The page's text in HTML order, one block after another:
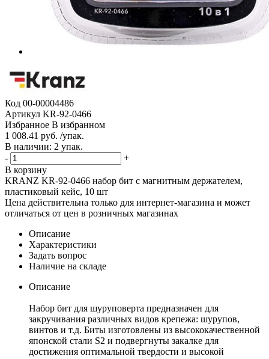
Код 00-00004486
Артикул KR-92-0466
Избранное В избранном
1 008.41 руб. /упак.
В наличии: 2 упак.
-
+
В корзину
KRANZ KR-92-0466 набор бит с магнитным держателем,
пластиковый кейс, 10 шт
Цена действительна только для интернет-магазина и может
отличаться от цен в розничных магазинах
Описание
Характеристики
Задать вопрос
Наличие на складе
Описание
Набор бит для шуруповерта предназначен для
закручивания различных видов крепежа: шурупов,
винтов и т.д. Биты изготовлены из высококачественной
японской стали S2 и подвергнуты закалке для
достижения оптимальной твердости и высокой